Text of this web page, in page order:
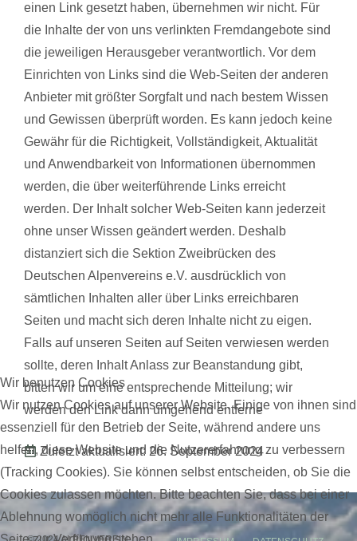
einen Link gesetzt haben, übernehmen wir nicht. Für
die Inhalte der von uns verlinkten Fremdangebote sind
die jeweiligen Herausgeber verantwortlich. Vor dem
Einrichten von Links sind die Web-Seiten der anderen
Anbieter mit größter Sorgfalt und nach bestem Wissen
und Gewissen überprüft worden. Es kann jedoch keine
Gewähr für die Richtigkeit, Vollständigkeit, Aktualität
und Anwendbarkeit von Informationen übernommen
werden, die über weiterführende Links erreicht
werden. Der Inhalt solcher Web-Seiten kann jederzeit
ohne unser Wissen geändert werden. Deshalb
distanziert sich die Sektion Zweibrücken des
Deutschen Alpenvereins e.V. ausdrücklich von
sämtlichen Inhalten aller über Links erreichbaren
Seiten und macht sich deren Inhalte nicht zu eigen.
Falls auf unseren Seiten auf Seiten verwiesen werden
sollte, deren Inhalt Anlass zur Beanstandung gibt,
bitten wir um eine entsprechende Mitteilung; wir
werden den Link dann umgehend entferne
Zuletzt aktualisiert: 26. September 2024
Wir benutzen Cookies
Wir nutzen Cookies auf unserer Website. Einige von ihnen sind
essenziell für den Betrieb der Seite, während andere uns
helfen, diese Website und die Nutzererfahrung zu verbessern
(Tracking Cookies). Sie können selbst entscheiden, ob Sie die
Cookies zulassen möchten. Bitte beachten Sie, dass bei einer
Ablehnung womöglich nicht mehr alle Funktionalitäten der